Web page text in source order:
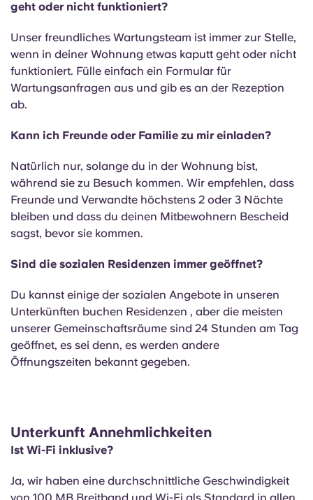
geht oder nicht funktioniert?
Unser freundliches Wartungsteam ist immer zur Stelle,
wenn in deiner Wohnung etwas kaputt geht oder nicht
funktioniert. Fülle einfach ein Formular für
Wartungsanfragen aus und gib es an der Rezeption
ab.
Kann ich Freunde oder Familie zu mir einladen?
Natürlich nur, solange du in der Wohnung bist,
während sie zu Besuch kommen. Wir empfehlen, dass
Freunde und Verwandte höchstens 2 oder 3 Nächte
bleiben und dass du deinen Mitbewohnern Bescheid
sagst, bevor sie kommen.
Sind die sozialen Residenzen immer geöffnet?
Du kannst einige der sozialen Angebote in unseren
Unterkünften buchen Residenzen , aber die meisten
unserer Gemeinschaftsräume sind 24 Stunden am Tag
geöffnet, es sei denn, es werden andere
Öffnungszeiten bekannt gegeben.
Unterkunft Annehmlichkeiten
Ist Wi-Fi inklusive?
Ja, wir haben eine durchschnittliche Geschwindigkeit